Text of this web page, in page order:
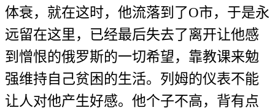
体衰，就在这时，他流落到了O市，于是永
远留在这里，已经最后失去了离开让他感
到憎恨的俄罗斯的一切希望，靠教课来勉
强维持自己贫困的生活。列姆的仪表不能
让人对他产生好感。他个子不高，背有点